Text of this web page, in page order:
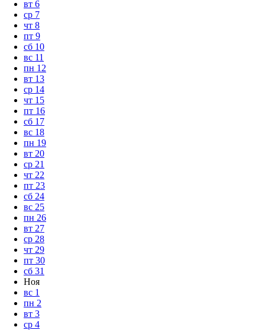
вт 6
ср 7
чт 8
пт 9
сб 10
вс 11
пн 12
вт 13
ср 14
чт 15
пт 16
сб 17
вс 18
пн 19
вт 20
ср 21
чт 22
пт 23
сб 24
вс 25
пн 26
вт 27
ср 28
чт 29
пт 30
сб 31
Ноя
вс 1
пн 2
вт 3
ср 4